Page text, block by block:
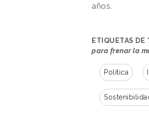
años.
ETIQUETAS DE
para frenar la
Política